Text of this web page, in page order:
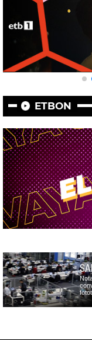
ETBON